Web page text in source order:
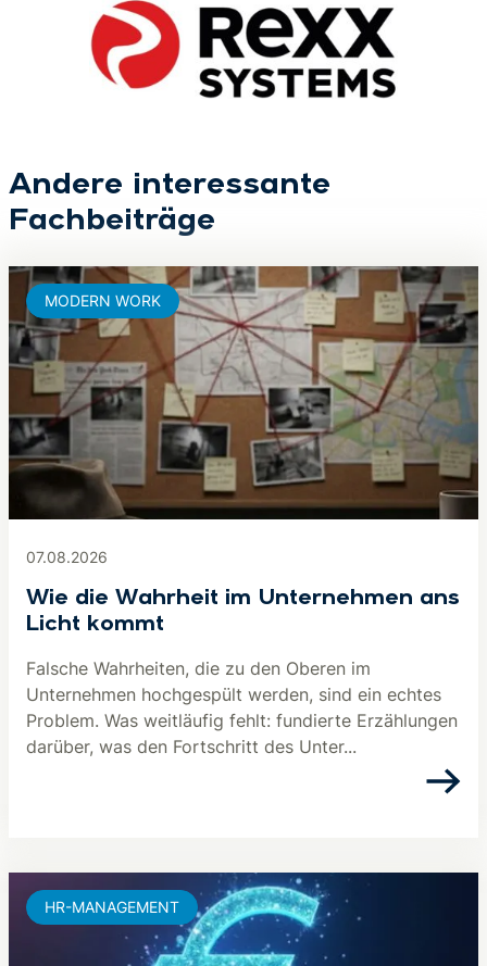
Andere interessante
Fachbeiträge
07.08.2026
Wie die Wahrheit im Unternehmen ans
Licht kommt
Falsche Wahrheiten, die zu den Oberen im
Unternehmen hochgespült werden, sind ein echtes
Problem. Was weitläufig fehlt: fundierte Erzählungen
darüber, was den Fortschritt des Unter...
MODERN WORK
HR-MANAGEMENT